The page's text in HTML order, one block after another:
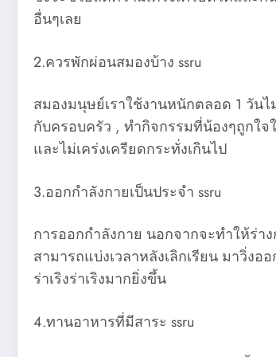
อื่นๆเลย
2.ควรพักผ่อนสมองบ้าง ssru
สมองมนุษย์เราใช้งานหนักตลอด 1 วัน
กับครอบครัว , ทำกิจกรรมที่น้องๆถูกใจ
และไม่เคร่งเครียดกระทั่งเกินไป
3.ออกกำลังกายเป็นประจำ ssru
การออกกำลังกาย นอกจากจะทำให้ร่า
สามารถแบ่งเวลาหลังเลิกเรียน มาวิ่ง
ร่าเริงร่าเริงมากยิ่งขึ้น
4.ทานอาหารที่มีสาระ ssru